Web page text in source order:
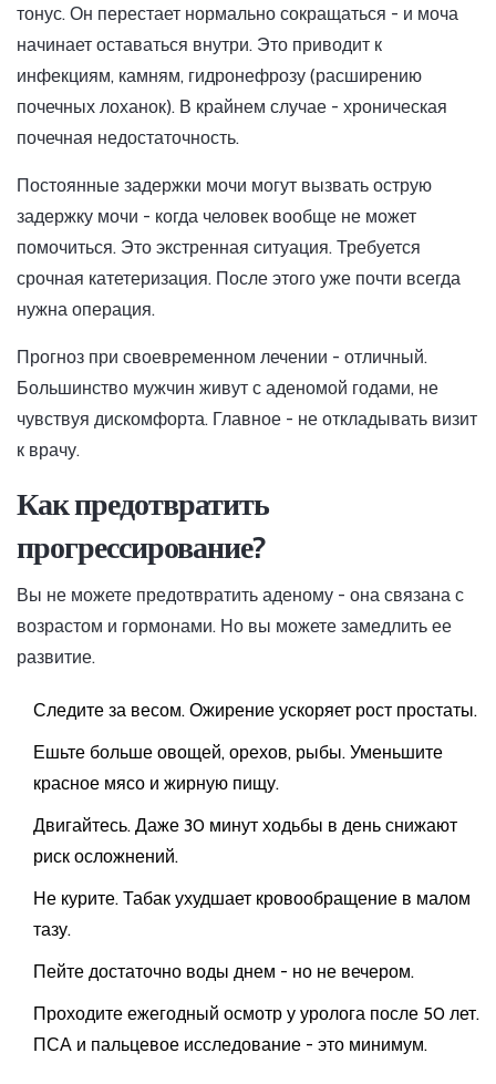
тонус. Он перестает нормально сокращаться - и моча
начинает оставаться внутри. Это приводит к
инфекциям, камням, гидронефрозу (расширению
почечных лоханок). В крайнем случае - хроническая
почечная недостаточность.
Постоянные задержки мочи могут вызвать острую
задержку мочи - когда человек вообще не может
помочиться. Это экстренная ситуация. Требуется
срочная катетеризация. После этого уже почти всегда
нужна операция.
Прогноз при своевременном лечении - отличный.
Большинство мужчин живут с аденомой годами, не
чувствуя дискомфорта. Главное - не откладывать визит
к врачу.
Как предотвратить
прогрессирование?
Вы не можете предотвратить аденому - она связана с
возрастом и гормонами. Но вы можете замедлить ее
развитие.
Следите за весом. Ожирение ускоряет рост простаты.
Ешьте больше овощей, орехов, рыбы. Уменьшите
красное мясо и жирную пищу.
Двигайтесь. Даже 30 минут ходьбы в день снижают
риск осложнений.
Не курите. Табак ухудшает кровообращение в малом
тазу.
Пейте достаточно воды днем - но не вечером.
Проходите ежегодный осмотр у уролога после 50 лет.
ПСА и пальцевое исследование - это минимум.